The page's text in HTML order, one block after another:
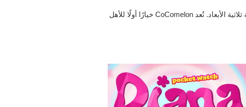
متخصصة في إنتاج محتوى تعليمي وترفيهي للأطفال باستخدام الرسوم المتحركة ثلاثية الأبعاد. تُعد CoComelon خيارًا أولًا للأهل